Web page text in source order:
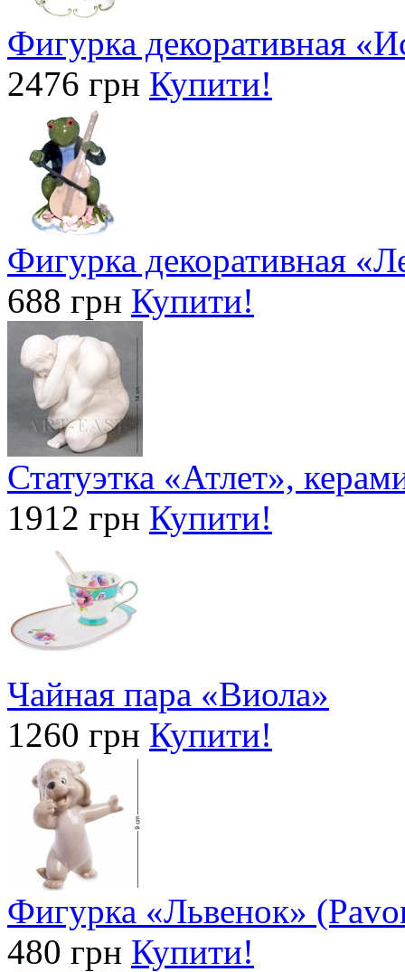
Фигурка декоративная
2476 грн Купити!
Фигурка декоративная
688 грн Купити!
Статуэтка «Атлет»,
1912 грн Купити!
Чайная пара «Виола»
1260 грн Купити!
Фигурка «Львенок»
480 грн Купити!